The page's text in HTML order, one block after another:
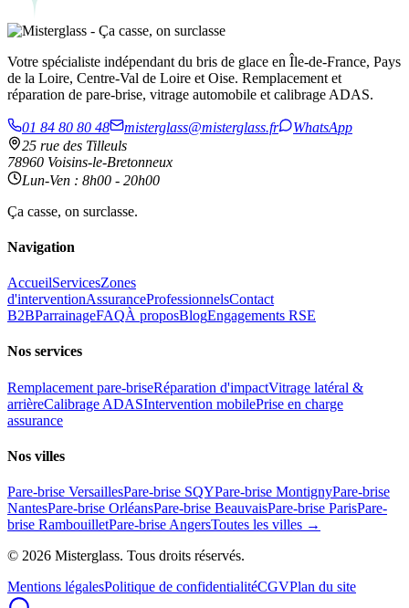
Votre spécialiste indépendant du bris de glace en Île-de-France, Pays
de la Loire, Centre-Val de Loire et Oise. Remplacement et
réparation de pare-brise, vitrage automobile et calibrage ADAS.
01 84 80 80 48 misterglass@misterglass.fr
WhatsApp
25 rue des Tilleuls
78960 Voisins-le-Bretonneux
Lun-Ven : 8h00 - 20h00
Ça casse, on surclasse.
Navigation
AccueilServicesZones
d'interventionAssuranceProfessionnelsContact
B2BParrainageFAQÀ proposBlogEngagements RSE
Nos services
Remplacement pare-briseRéparation d'impactVitrage latéral &
arrièreCalibrage ADASIntervention mobilePrise en charge
assurance
Nos villes
Pare-brise VersaillesPare-brise SQYPare-brise MontignyPare-brise
NantesPare-brise OrléansPare-brise BeauvaisPare-brise ParisPare-
brise RambouilletPare-brise AngersToutes les villes →
© 2026 Misterglass. Tous droits réservés.
Mentions légalesPolitique de confidentialitéCGVPlan du site